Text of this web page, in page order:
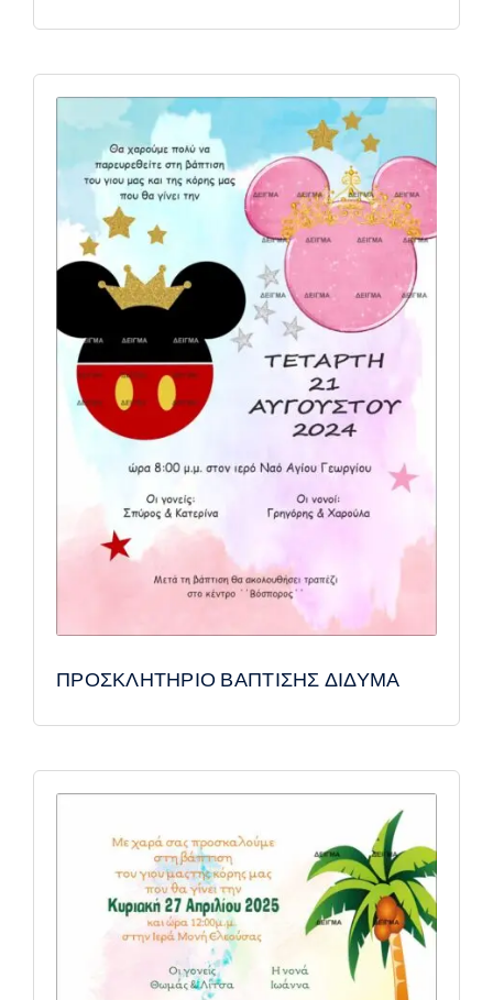
ΠΡΟΣΚΛΗΤΗΡΙΟ ΒΑΠΤΙΣΗΣ ΔΙΔΥΜΑ